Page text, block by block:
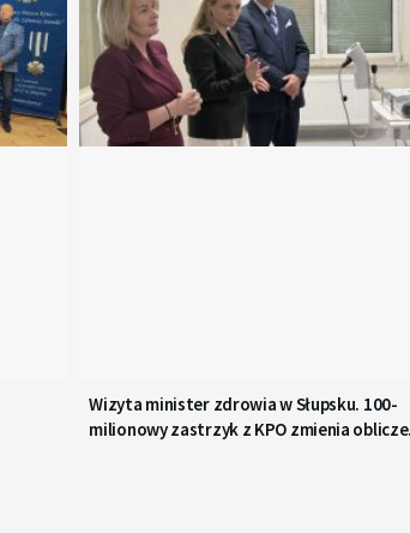
Wizyta minister zdrowia w Słupsku. 100-
milionowy zastrzyk z KPO zmienia oblicze